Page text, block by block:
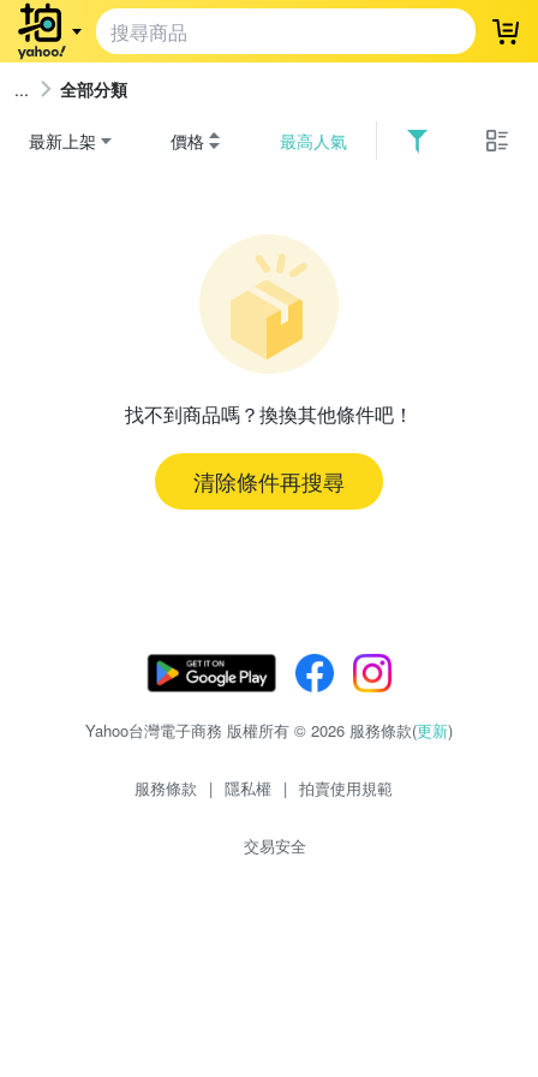
登
全部分類
最新上架 價格 最高人氣
找不到商品嗎？換換其他條件吧！
清除條件再搜尋
Yahoo台灣電子商務 版權所有 © 2026 服務條款(更新)
服務條款 | 隱私權 | 拍賣使用規範
交易安全